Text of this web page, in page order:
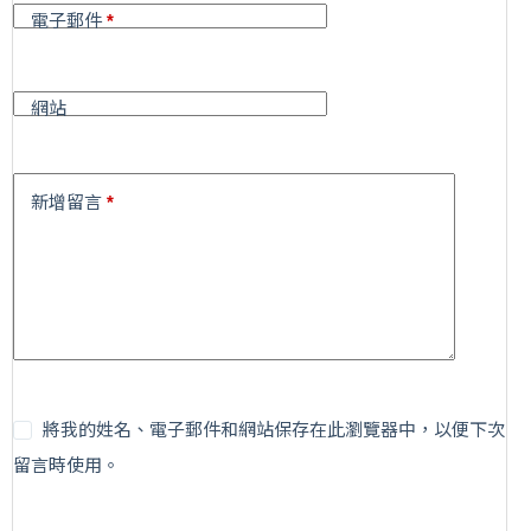
電子郵件 *
網站
新增留言 *
將我的姓名、電子郵件和網站保存在此瀏覽器中，以便下次
留言時使用。
v